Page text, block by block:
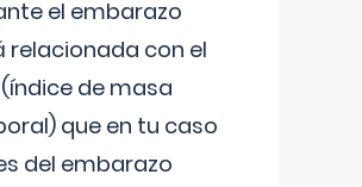
el embarazo
relacionada con el
(índice de masa
que en tu caso
del embarazo